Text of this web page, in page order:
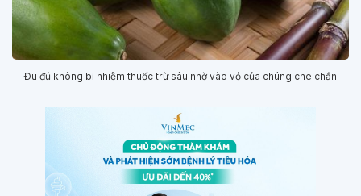
Đu đủ không bị nhiễm thuốc trừ sâu nhờ vào vỏ của chúng che chắn